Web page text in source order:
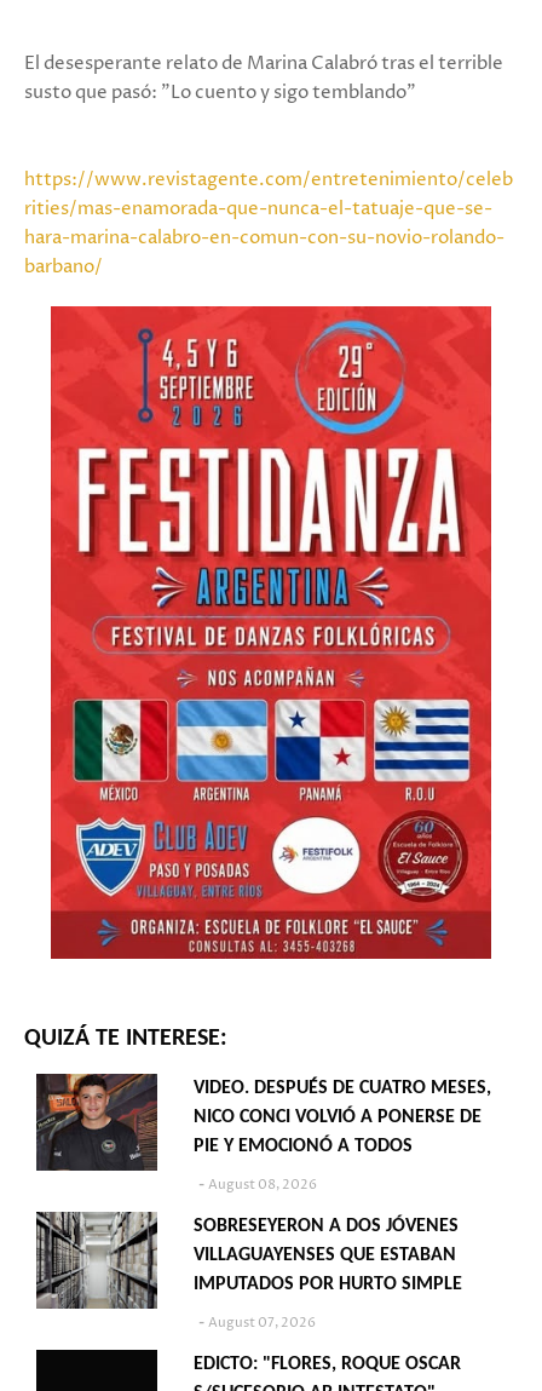
El desesperante relato de Marina Calabró tras el terrible
susto que pasó: "Lo cuento y sigo temblando"
https://www.revistagente.com/entretenimiento/celeb
rities/mas-enamorada-que-nunca-el-tatuaje-que-se-
hara-marina-calabro-en-comun-con-su-novio-rolando-
barbano/
QUIZÁ TE INTERESE:
VIDEO. DESPUÉS DE CUATRO MESES,
NICO CONCI VOLVIÓ A PONERSE DE
PIE Y EMOCIONÓ A TODOS
August 08, 2026
SOBRESEYERON A DOS JÓVENES
VILLAGUAYENSES QUE ESTABAN
IMPUTADOS POR HURTO SIMPLE
August 07, 2026
EDICTO: "FLORES, ROQUE OSCAR